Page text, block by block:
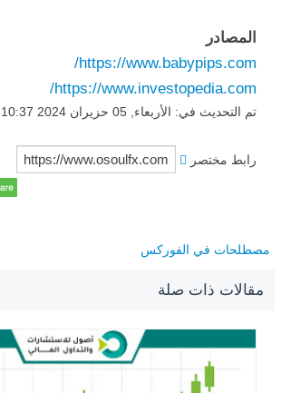
المصادر
https://www.babypips.com/
https://www.investopedia.com/
تم التحديث في: الأربعاء, 05 حزيران 2024 10:37
رابط مختصر
مصطلحات في الفوركس
مقالات ذات صلة